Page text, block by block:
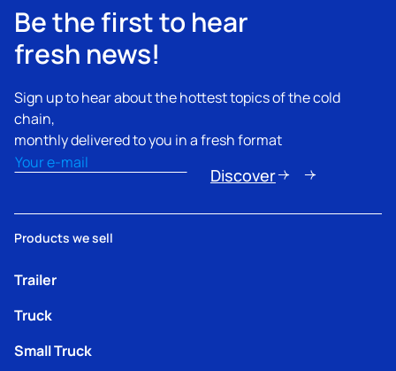
Be the first to hear
fresh news!
Sign up to hear about the hottest topics of the cold
chain,
monthly delivered to you in a fresh format
Email(Obbligatorio)
Discover
Products we sell
Trailer
Truck
Small Truck